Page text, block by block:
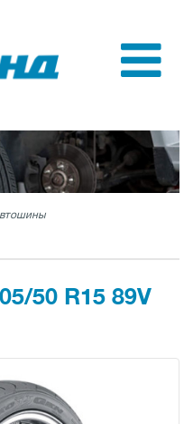
50 R15 89V